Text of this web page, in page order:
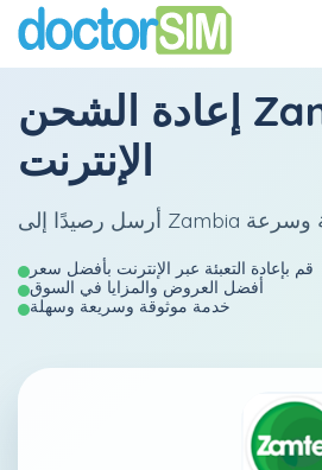
الإنترنت
قم بإعادة التعبئة عبر الإنترنت بأفضل سعر
أفضل العروض والمزايا في السوق
خدمة موثوقة وسريعة وسهلة